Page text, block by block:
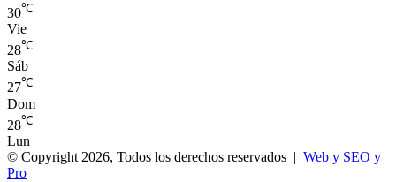
30℃
Vie
28℃
Sáb
27℃
Dom
28℃
Lun
© Copyright 2026, Todos los derechos reservados | Web y SEO y
Pro